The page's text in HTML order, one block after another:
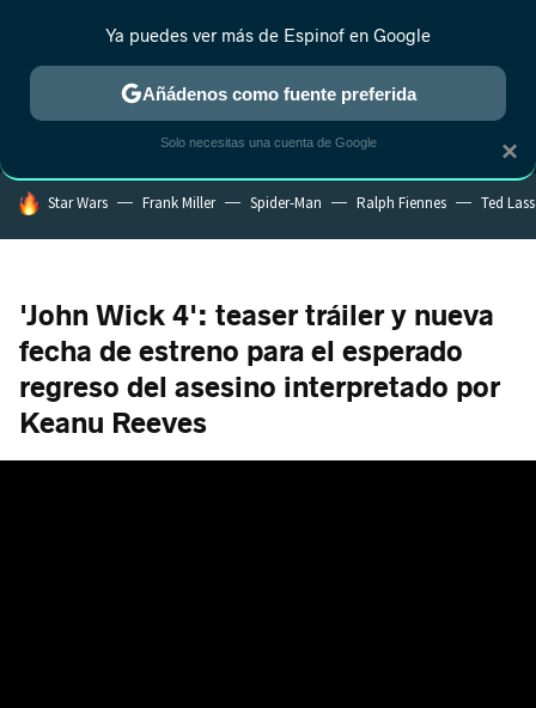
MENÚ NUEVO
ESTRENOS REALITY ANIME RANKINGS CINE
HOY SE HABLA DE
Star Wars Frank Miller Spider-Man Ralph Fiennes Ted
'John Wick 4': teaser tráiler y nueva
fecha de estreno para el esperado
regreso del asesino interpretado por
Keanu Reeves
×
Ya puedes ver más de Espinof en Google
Añádenos como fuente preferida
Solo necesitas una cuenta de Google